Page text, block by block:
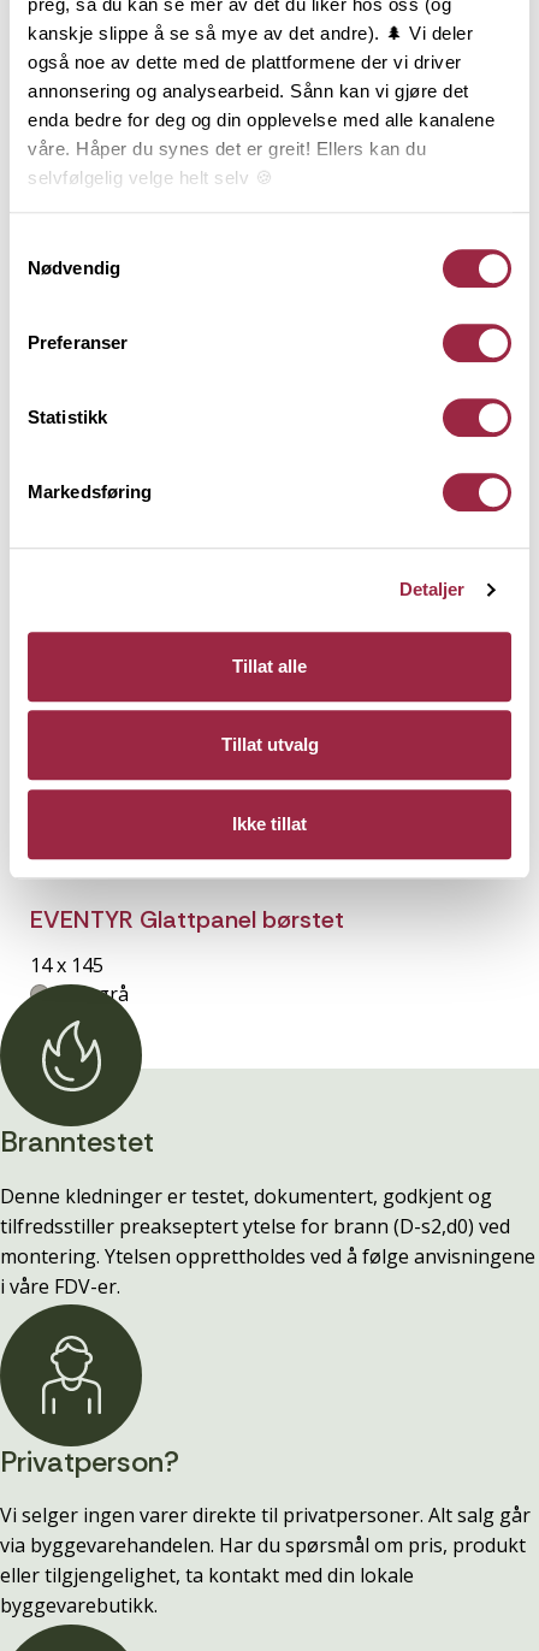
preg, så du kan se mer av det du liker hos oss (og
kanskje slippe å se så mye av det andre). 🌲 Vi deler
også noe av dette med de plattformene der vi driver
annonsering og analysearbeid. Sånn kan vi gjøre det
enda bedre for deg og din opplevelse med alle kanalene
våre. Håper du synes det er greit! Ellers kan du
selvfølgelig velge helt selv 🍪
Nødvendig
Preferanser
Statistikk
Markedsføring
Detaljer
Tillat alle
Tillat utvalg
Ikke tillat
21 x 195
EVENTYR Glattpanel børstet
14 x 145
Setergrå
Branntestet
Denne kledninger er testet, dokumentert, godkjent og
tilfredsstiller preakseptert ytelse for brann (D-s2,d0) ved
montering. Ytelsen opprettholdes ved å følge anvisningene
i våre FDV-er.
Privatperson?
Vi selger ingen varer direkte til privatpersoner. Alt salg går
via byggevarehandelen. Har du spørsmål om pris, produkt
eller tilgjengelighet, ta kontakt med din lokale
byggevarebutikk.